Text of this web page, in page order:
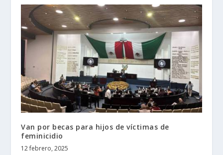
Van por becas para hijos de víctimas de
feminicidio
12 febrero, 2025